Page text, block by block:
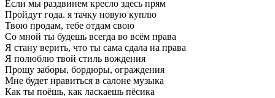
Если мы раздвинем кресло здесь прям
Пройдут года. я тачку новую куплю
Твою продам, тебе отдам свою
Со мной ты будешь всегда во всём права
Я стану верить, что ты сама сдала на права
Я полюблю твой стиль вождения
Прощу заборы, бордюры, ограждения
Мне будет нравиться в салоне музыка
Как ты поёшь, как ласкаешь пёсика